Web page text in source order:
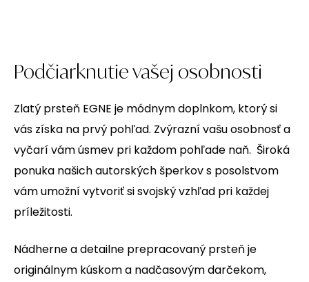
Podčiarknutie vašej osobnosti
Zlatý prsteň EGNE je módnym doplnkom, ktorý si
vás získa na prvý pohľad. Zvýrazní vašu osobnosť a
vyčarí vám úsmev pri každom pohľade naň. Široká
ponuka našich autorských šperkov s posolstvom
vám umožní vytvoriť si svojský vzhľad pri každej
príležitosti.
Nádherne a detailne prepracovaný prsteň je
originálnym kúskom a nadčasovým darčekom,